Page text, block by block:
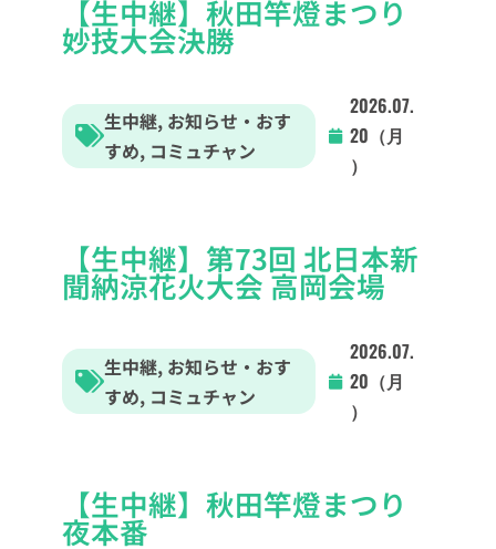
【生中継】秋田竿燈まつり
妙技大会決勝
生中継, お知らせ・おす
すめ, コミュチャン
2026.07.
20（月
）
【生中継】第73回 北日本新
聞納涼花火大会 高岡会場
生中継, お知らせ・おす
すめ, コミュチャン
2026.07.
20（月
）
【生中継】秋田竿燈まつり
夜本番